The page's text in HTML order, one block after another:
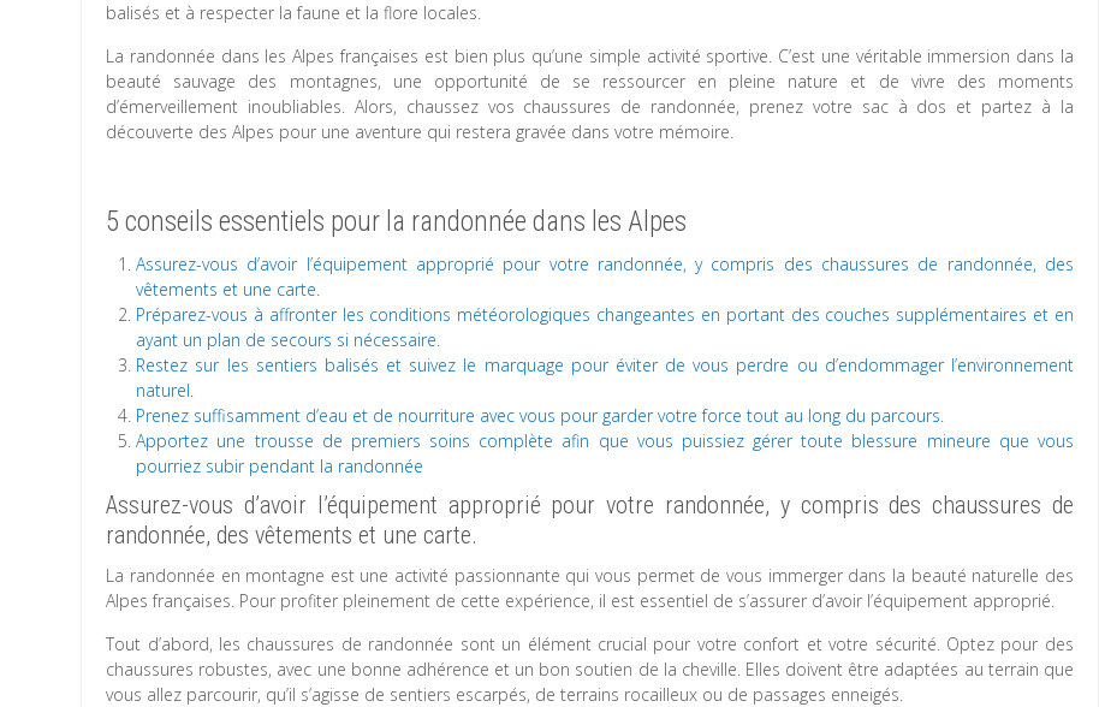
balisés et à respecter la faune et la flore locales.
La randonnée dans les Alpes françaises est bien plus qu’une simple activité sportive. C’est une véritable immersion dans la
beauté sauvage des montagnes, une opportunité de se ressourcer en pleine nature et de vivre des moments
d’émerveillement inoubliables. Alors, chaussez vos chaussures de randonnée, prenez votre sac à dos et partez à la
découverte des Alpes pour une aventure qui restera gravée dans votre mémoire.
5 conseils essentiels pour la randonnée dans les Alpes
Assurez-vous d’avoir l’équipement approprié pour votre randonnée, y compris des chaussures de randonnée, des
vêtements et une carte.
Préparez-vous à affronter les conditions météorologiques changeantes en portant des couches supplémentaires et en
ayant un plan de secours si nécessaire.
Restez sur les sentiers balisés et suivez le marquage pour éviter de vous perdre ou d’endommager l’environnement
naturel.
Prenez suffisamment d’eau et de nourriture avec vous pour garder votre force tout au long du parcours.
Apportez une trousse de premiers soins complète afin que vous puissiez gérer toute blessure mineure que vous
pourriez subir pendant la randonnée
Assurez-vous d’avoir l’équipement approprié pour votre randonnée, y compris des chaussures de
randonnée, des vêtements et une carte.
La randonnée en montagne est une activité passionnante qui vous permet de vous immerger dans la beauté naturelle des
Alpes françaises. Pour profiter pleinement de cette expérience, il est essentiel de s’assurer d’avoir l’équipement approprié.
Tout d’abord, les chaussures de randonnée sont un élément crucial pour votre confort et votre sécurité. Optez pour des
chaussures robustes, avec une bonne adhérence et un bon soutien de la cheville. Elles doivent être adaptées au terrain que
vous allez parcourir, qu’il s’agisse de sentiers escarpés, de terrains rocailleux ou de passages enneigés.